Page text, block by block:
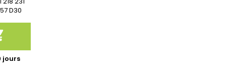
D30
jours